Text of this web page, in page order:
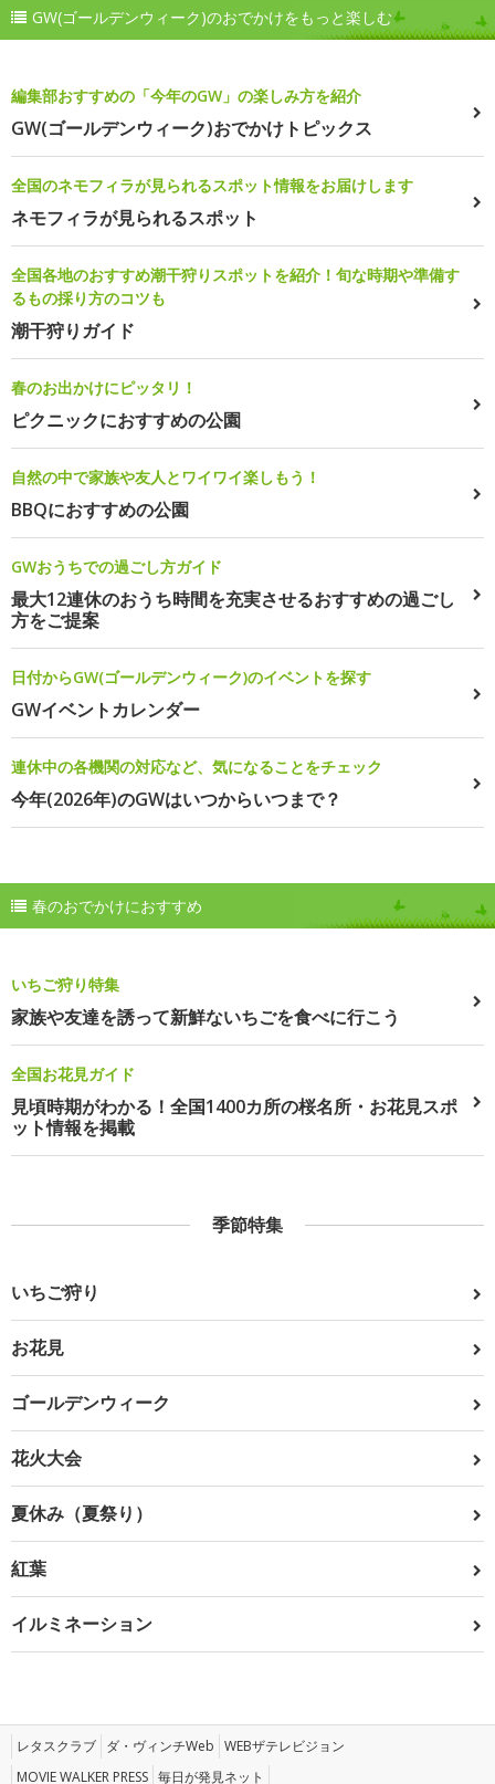
GW(ゴールデンウィーク)のおでかけをもっと楽しむ
編集部おすすめの「今年のGW」の楽しみ方を紹介
GW(ゴールデンウィーク)おでかけトピックス
全国のネモフィラが見られるスポット情報をお届けします
ネモフィラが見られるスポット
全国各地のおすすめ潮干狩りスポットを紹介！旬な時期や準備す
るもの採り方のコツも
潮干狩りガイド
春のお出かけにピッタリ！
ピクニックにおすすめの公園
自然の中で家族や友人とワイワイ楽しもう！
BBQにおすすめの公園
GWおうちでの過ごし方ガイド
最大12連休のおうち時間を充実させるおすすめの過ごし
方をご提案
日付からGW(ゴールデンウィーク)のイベントを探す
GWイベントカレンダー
連休中の各機関の対応など、気になることをチェック
今年(2026年)のGWはいつからいつまで？
春のおでかけにおすすめ
いちご狩り特集
家族や友達を誘って新鮮ないちごを食べに行こう
全国お花見ガイド
見頃時期がわかる！全国1400カ所の桜名所・お花見スポ
ット情報を掲載
季節特集
いちご狩り
お花見
ゴールデンウィーク
花火大会
夏休み（夏祭り）
紅葉
イルミネーション
レタスクラブ ダ・ヴィンチWeb WEBザテレビジョン
MOVIE WALKER PRESS 毎日が発見ネット